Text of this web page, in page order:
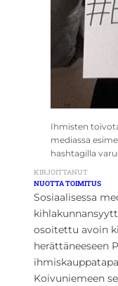
Ihmisten
mediassa
hashtagilla
KIRJOITTANUT
NUOTTA TOIMITUS
Sosiaalisessa
osoitettu avoin
herättäneeseen
Koivuniemeen